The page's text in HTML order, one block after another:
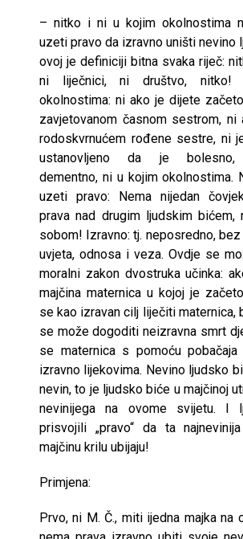
– nitko i ni u kojim okolnostima
uzeti pravo da izravno uništi nevino
ovoj je definiciji bitna svaka riječ:
ni liječnici, ni društvo,
okolnostima: ni ako je dijete
zavjetovanom časnom sestrom,
rodoskvrnućem rođene sestre, ni
ustanovljeno da je bolesno,
dementno, ni u kojim okolnostima.
uzeti pravo: Nema nijedan
prava nad drugim ljudskim bićem,
sobom! Izravno: tj. neposredno,
uvjeta, odnosa i veza. Ovdje se
moralni zakon dvostruka učinka:
majčina maternica u kojoj je
se kao izravan cilj liječiti maternica,
se može dogoditi neizravna smrt
se maternica s pomoću pobačaja
izravno lijekovima. Nevino ljudsko
nevin, to je ljudsko biće u majčinoj
nevinijega na ovome svijetu. I
prisvojili „pravo“ da ta
majčinu krilu ubijaju!
Primjena:
Prvo, ni M. Č., miti ijedna majka na